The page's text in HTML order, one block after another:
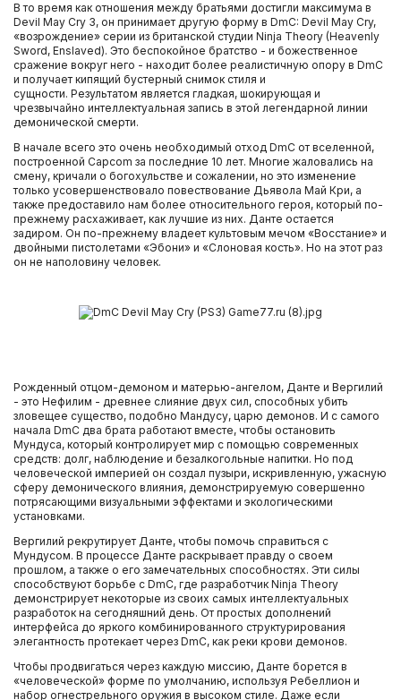
В то время как отношения между братьями достигли максимума в
Devil May Cry 3, он принимает другую форму в DmC: Devil May Cry,
«возрождение» серии из британской студии Ninja Theory (Heavenly
Sword, Enslaved). Это беспокойное братство - и божественное
сражение вокруг него - находит более реалистичную опору в DmC
и получает кипящий бустерный снимок стиля и
сущности. Результатом является гладкая, шокирующая и
чрезвычайно интеллектуальная запись в этой легендарной линии
демонической смерти.
В начале всего это очень необходимый отход DmC от вселенной,
построенной Capcom за последние 10 лет. Многие жаловались на
смену, кричали о богохульстве и сожалении, но это изменение
только усовершенствовало повествование Дьявола Май Кри, а
также предоставило нам более относительного героя, который по-
прежнему расхаживает, как лучшие из них. Данте остается
задиром. Он по-прежнему владеет культовым мечом «Восстание» и
двойными пистолетами «Эбони» и «Слоновая кость». Но на этот раз
он не наполовину человек.
Рожденный отцом-демоном и матерью-ангелом, Данте и Вергилий
- это Нефилим - древнее слияние двух сил, способных убить
зловещее существо, подобно Мандусу, царю демонов. И с самого
начала DmC два брата работают вместе, чтобы остановить
Мундуса, который контролирует мир с помощью современных
средств: долг, наблюдение и безалкогольные напитки. Но под
человеческой империей он создал пузыри, искривленную, ужасную
сферу демонического влияния, демонстрируемую совершенно
потрясающими визуальными эффектами и экологическими
установками.
Вергилий рекрутирует Данте, чтобы помочь справиться с
Мундусом. В процессе Данте раскрывает правду о своем
прошлом, а также о его замечательных способностях. Эти силы
способствуют борьбе с DmC, где разработчик Ninja Theory
демонстрирует некоторые из своих самых интеллектуальных
разработок на сегодняшний день. От простых дополнений
интерфейса до яркого комбинированного структурирования
элегантность протекает через DmC, как реки крови демонов.
Чтобы продвигаться через каждую миссию, Данте борется в
«человеческой» форме по умолчанию, используя Ребеллион и
набор огнестрельного оружия в высоком стиле. Даже если